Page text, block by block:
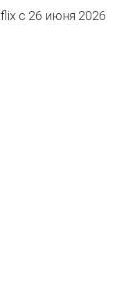
с 26 июня 2026